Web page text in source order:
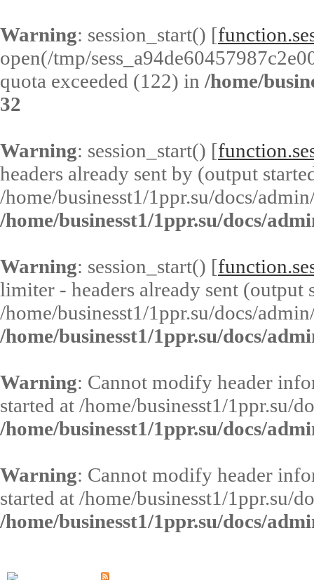
Warning: session_start() [
open(/tmp/
quota exceeded (122) in /home/
32
Warning: session_start() [
headers already sent by (output
/home/businesst1/1ppr.su/docs/
/home/businesst1/1ppr.su/docs/
Warning: session_start() [
limiter - headers already sent (output
/home/businesst1/1ppr.su/docs/
/home/businesst1/1ppr.su/docs/
Warning: Cannot modify header
started at /home/businesst1/1ppr.su/
/home/businesst1/1ppr.su/docs/
Warning: Cannot modify header
started at /home/businesst1/1ppr.su/
/home/businesst1/1ppr.su/docs/